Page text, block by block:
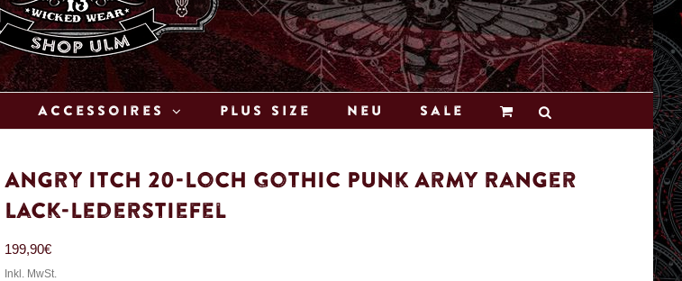
Accessoires Plus Size Neu Sale
Angry Itch 20-Loch Gothic Punk Army Ranger
Lack-Lederstiefel
199,90€
Inkl. MwSt.